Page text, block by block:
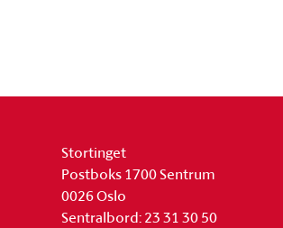
Stortinget
Postboks 1700 Sentrum
0026 Oslo
Sentralbord: 23 31 30 50